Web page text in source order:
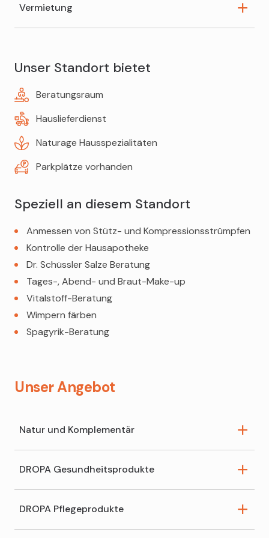
Vitalstoff-Beratung
Bachblüten-Beratung
Augenbrauen färben
Ohrlöcher stechen
Vermietung
Teppichreiniger
Unser Standort bietet
Beratungsraum
Hauslieferdienst
Naturage Hausspezialitäten
Parkplätze vorhanden
Speziell an diesem Standort
Anmessen von Stütz- und Kompressionsstrümpfen
Kontrolle der Hausapotheke
Dr. Schüssler Salze Beratung
Tages-, Abend- und Braut-Make-up
Vitalstoff-Beratung
Wimpern färben
Spagyrik-Beratung
Unser Angebot
Natur und Komplementär
Bachblüten
Ceres
Dr. Schüssler Salze
Homöopathie
DROPA Gesundheitsprodukte
Für Ihre Gesundheit. Unser umfassendes Sortiment
an bewährten Heil- und Pflegemitteln wird durch
DROPA Pflegeprodukte